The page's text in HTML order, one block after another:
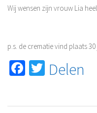
Ledenadministratie
Vrienden van VV
Tijdelijke
Wij wensen zijn vrouw Lia
p.s. de crematie vind plaats
Facebook
Twitter
Delen